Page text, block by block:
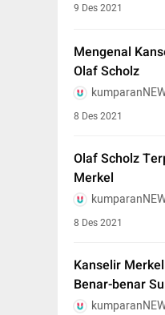
9 Des 2021
Mengenal
Olaf Scholz
8 Des 2021
Olaf Scholz
Merkel
8 Des 2021
Kanselir
Benar-benar